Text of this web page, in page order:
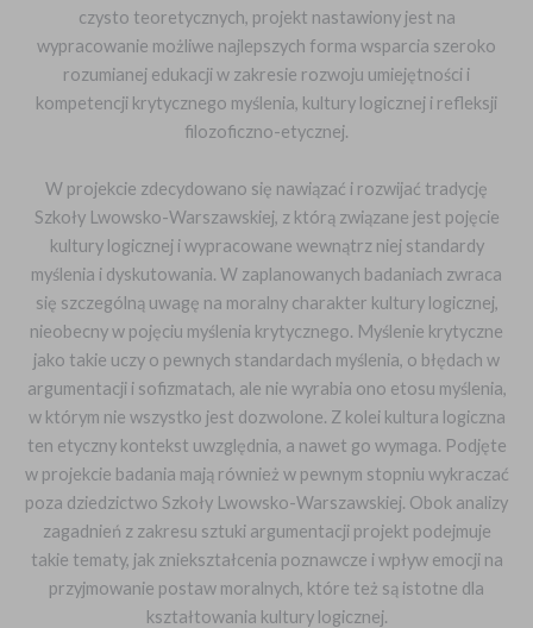
czysto teoretycznych, projekt nastawiony jest na
wypracowanie możliwe najlepszych forma wsparcia szeroko
rozumianej edukacji w zakresie rozwoju umiejętności i
kompetencji krytycznego myślenia, kultury logicznej i refleksji
filozoficzno-etycznej.
W projekcie zdecydowano się nawiązać i rozwijać tradycję
Szkoły Lwowsko-Warszawskiej, z którą związane jest pojęcie
kultury logicznej i wypracowane wewnątrz niej standardy
myślenia i dyskutowania. W zaplanowanych badaniach zwraca
się szczególną uwagę na moralny charakter kultury logicznej,
nieobecny w pojęciu myślenia krytycznego. Myślenie krytyczne
jako takie uczy o pewnych standardach myślenia, o błędach w
argumentacji i sofizmatach, ale nie wyrabia ono etosu myślenia,
w którym nie wszystko jest dozwolone. Z kolei kultura logiczna
ten etyczny kontekst uwzględnia, a nawet go wymaga. Podjęte
w projekcie badania mają również w pewnym stopniu wykraczać
poza dziedzictwo Szkoły Lwowsko-Warszawskiej. Obok analizy
zagadnień z zakresu sztuki argumentacji projekt podejmuje
takie tematy, jak zniekształcenia poznawcze i wpływ emocji na
przyjmowanie postaw moralnych, które też są istotne dla
kształtowania kultury logicznej.